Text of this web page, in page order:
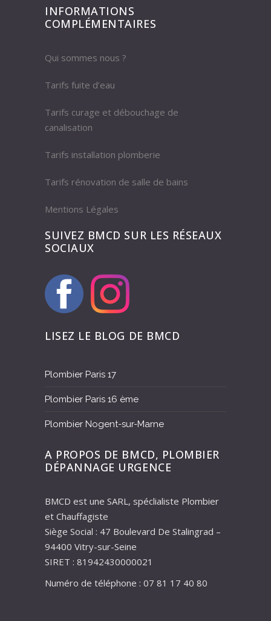
INFORMATIONS
COMPLÉMENTAIRES
Qui sommes nous ?
Tarifs fuite d’eau
Tarifs curage et débouchage de
canalisation
Tarifs installation plomberie
Tarifs rénovation de salle de bains
Mentions Légales
SUIVEZ BMCD SUR LES RÉSEAUX
SOCIAUX
LISEZ LE BLOG DE BMCD
Plombier Paris 17
Plombier Paris 16 ème
Plombier Nogent-sur-Marne
A PROPOS DE BMCD, PLOMBIER
DÉPANNAGE URGENCE
BMCD est une SARL, spéclialiste Plombier
et Chauffagiste
Siège Social : 47 Boulevard De Stalingrad –
94400 Vitry-sur-Seine
SIRET : 81942430000021
Numéro de téléphone : 07 81 17 40 80